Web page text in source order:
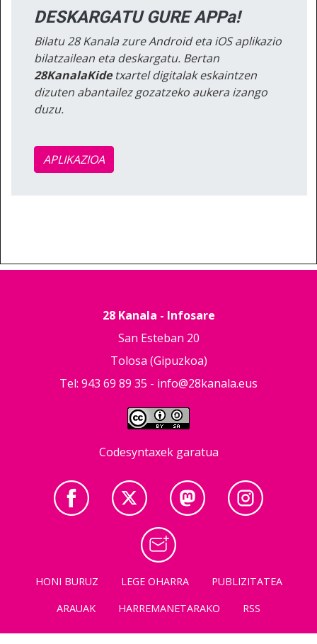
DESKARGATU GURE APPa!
Bilatu 28 Kanala zure Android eta iOS aplikazio
bilatzailean eta deskargatu. Bertan
28KanalaKidetxartel digitalak eskaintzen
dizuten abantailez gozatzeko aukera izango
duzu.
APLIKAZIOA
28 Kanala - Infosare
San Esteban 20
Tolosa (Gipuzkoa)
Tel: 943 69 89 35 - info@28kanala.eus
Codesyntaxek garatua
HONI BURUZ LEGE OHARRA
PUBLIZITATEA
ARAUAK
HARREMANETARAKO RSS